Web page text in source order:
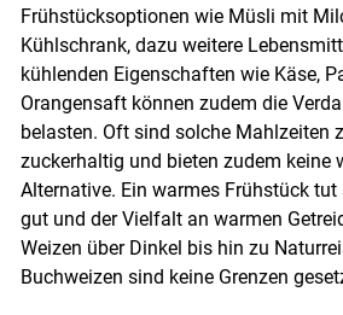
Skip to main
Frühstücksoptionen wie Müsli mit
Kühlschrank, dazu weitere
kühlenden Eigenschaften wie Käse,
Orangensaft können zudem die
belasten. Oft sind solche Mahlzeiten
zuckerhaltig und bieten zudem keine
Alternative. Ein warmes Frühstück
gut und der Vielfalt an warmen
Weizen über Dinkel bis hin zu
Buchweizen sind keine Grenzen